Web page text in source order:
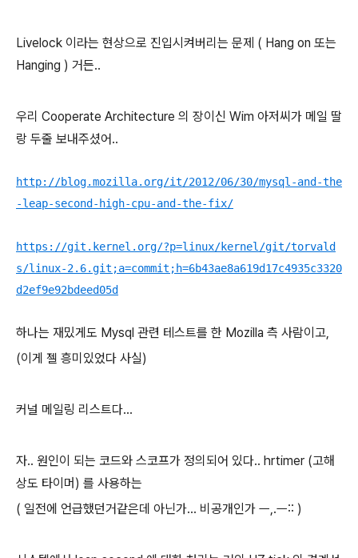
Livelock 이라는 현상으로 진입시켜버리는 문제 ( Hang on 또는
Hanging ) 거든..
우리 Cooperate Architecture 의 장이신 Wim 아저씨가 메일 딸
랑 두줄 보내주셨어..
http://blog.mozilla.org/it/2012/06/30/mysql-and-the
-leap-second-high-cpu-and-the-fix/
https://git.kernel.org/?p=linux/kernel/git/torvald
s/linux-2.6.git;a=commit;h=6b43ae8a619d17c4935c3320
d2ef9e92bdeed05d
하나는 재밌게도 Mysql 관련 테스트를 한 Mozilla 측 사람이고,
(이게 젤 흥미있었다 사실)
커널 메일링 리스트다...
자.. 원인이 되는 코드와 스코프가 정의되어 있다.. hrtimer (고해
상도 타이머) 를 사용하는
( 일전에 언급했던거같은데 아닌가... 비공개인가 ㅡ,.ㅡ:: )